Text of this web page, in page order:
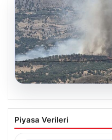
06.08.2026
Adıyaman
Ekipler Söndürme
Piyasa Verileri